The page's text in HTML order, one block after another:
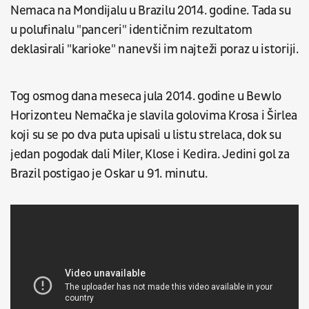
Nemaca na Mondijalu u Brazilu 2014. godine. Tada su
u polufinalu "panceri" identičnim rezultatom
deklasirali "karioke" nanevši im najteži poraz u istoriji.
Tog osmog dana meseca jula 2014. godine u Bewlo
Horizonteu Nemačka je slavila golovima Krosa i Širlea
koji su se po dva puta upisali u listu strelaca, dok su
jedan pogodak dali Miler, Klose i Kedira. Jedini gol za
Brazil postigao je Oskar u 91. minutu.